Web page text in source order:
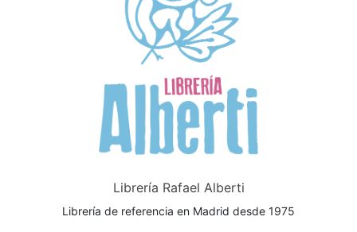
Librería Rafael Alberti
Librería de referencia en Madrid desde 1975